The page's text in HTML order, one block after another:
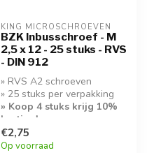
KING MICROSCHROEVEN
BZK Inbusschroef - M
2,5 x 12 - 25 stuks - RVS
- DIN 912
» RVS A2 schroeven
» 25 stuks per verpakking
» Koop 4 stuks krijg 10%
korting!
€2,75
Op voorraad